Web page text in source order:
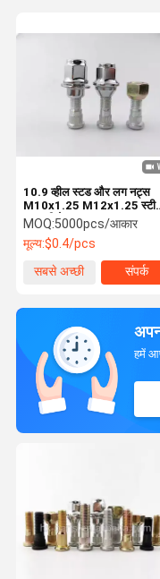
10.9 व्हील स्टड और लग नट्स
M10x1.25 M12x1.25
सामग्री के साथ
MOQ:5000pcs/आकार
मूल्य:$0.4/pcs
सबसे अच्छी
संपर्क
हमें